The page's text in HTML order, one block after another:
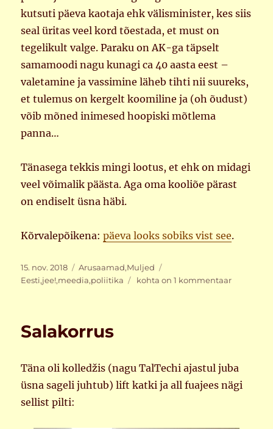
kutsuti päeva kaotaja ehk välisminister, kes siis
seal üritas veel kord tõestada, et must on
tegelikult valge. Paraku on AK-ga täpselt
samamoodi nagu kunagi ca 40 aasta eest –
valetamine ja vassimine läheb tihti nii suureks,
et tulemus on kergelt koomiline ja (oh õudust)
võib mõned inimesed hoopiski mõtlema
panna…
Tänasega tekkis mingi lootus, et ehk on midagi
veel võimalik päästa. Aga oma kooliõe pärast
on endiselt üsna häbi.
Kõrvalepõikena:päeva looks sobiks vist see.
Postitatud
15. nov. 2018 Rubriigid
Arusaamad,Muljed
Eesti,jee!,meedia,poliitika
Tragiko-
kohta on 1 kommentaar
Salakorrus
Täna oli kolledžis (nagu TalTechi ajastul juba
üsna sageli juhtub) lift katki ja all fuajees nägi
sellist pilti: